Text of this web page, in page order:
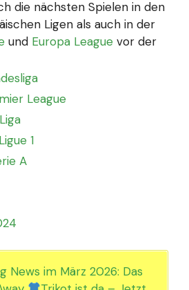
die nächsten Spielen in den
Ligen als auch in der
und Europa League vor der
League
1
A
News im März 2026: Das